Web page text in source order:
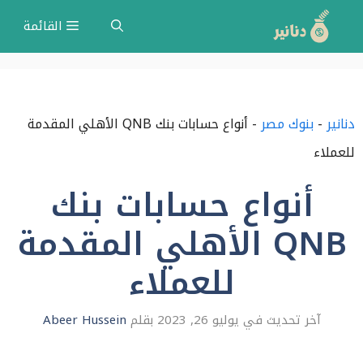
انتقل
إلى
القائمة
دنانير-بنوك مصر-
أنواع حسابات بنك QNB الأهلي المقدمة
للعملاء
أنواع حسابات بنك
QNB الأهلي المقدمة
للعملاء
يوليو 26, 2023 بقلم Abeer Hussein